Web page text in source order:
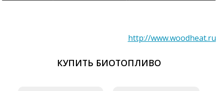
http://www.woodheat.ru
КУПИТЬ БИОТОПЛИВО